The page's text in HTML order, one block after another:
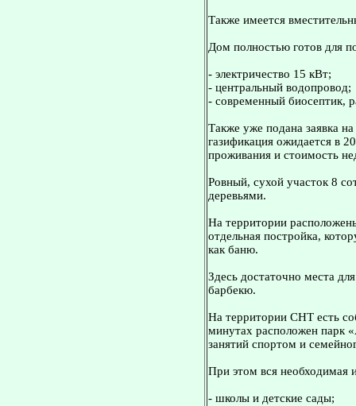
Также имеется
Дом полностью готов для
- электричество 15 кВт;
- центральный водопровод;
- современный биосептик,
Также уже подана заявка
газификация ожидается в
проживания и стоимость
Ровный, сухой участок 8
деревьями.
На территории
отдельная постройка,
как баню.
Здесь достаточно места
барбекю.
На территории СНТ есть
минутах расположен парк
занятий спортом и
При этом вся необходимая
- школы и детские сады;